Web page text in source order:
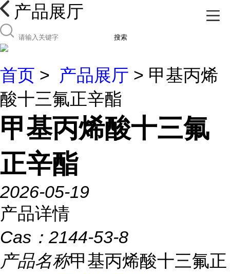
产品展厅
搜索
首页 > 产品展厅 > 甲基丙烯
酸十三氟正辛酯
甲基丙烯酸十三氟
正辛酯
2026-05-19
产品详情
Cas： 2144-53-8
产品名称甲基丙烯酸十三氟正